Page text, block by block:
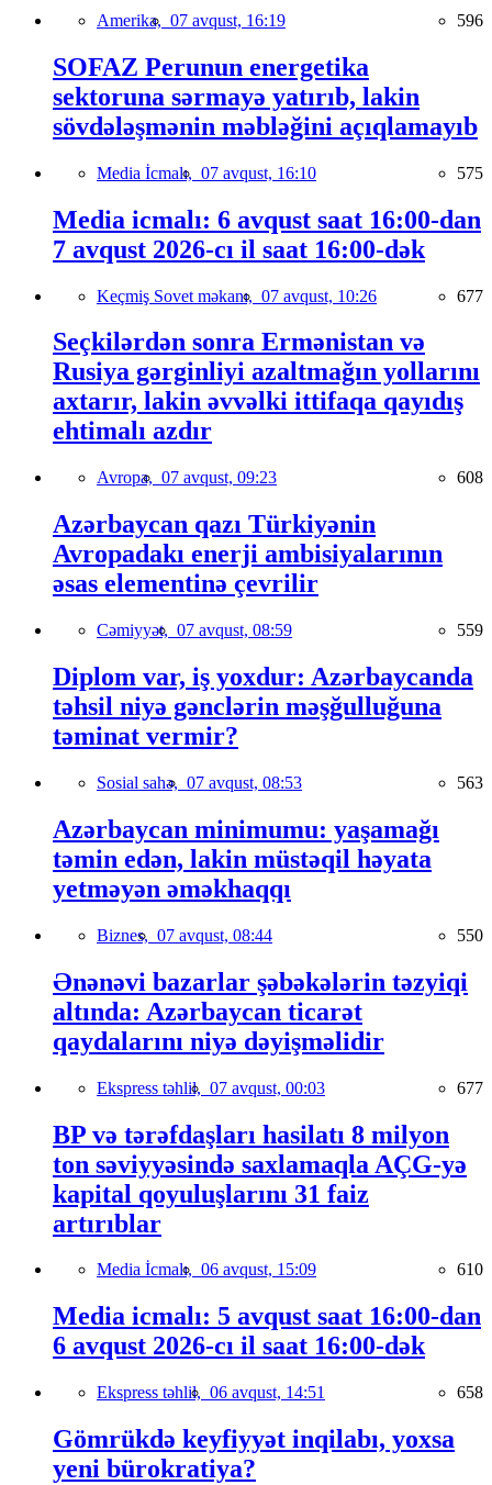
Amerika, 07 avqust, 16:19 596
SOFAZ Perunun energetika
sektoruna sərmayə yatırıb, lakin
sövdələşmənin məbləğini açıqlamayıb
Media İcmalı, 07 avqust, 16:10 575
Media icmalı: 6 avqust saat 16:00-dan
7 avqust 2026-cı il saat 16:00-dək
Keçmiş Sovet məkanı, 07 avqust, 10:26 677
Seçkilərdən sonra Ermənistan və
Rusiya gərginliyi azaltmağın yollarını
axtarır, lakin əvvəlki ittifaqa qayıdış
ehtimalı azdır
Avropa, 07 avqust, 09:23 608
Azərbaycan qazı Türkiyənin
Avropadakı enerji ambisiyalarının
əsas elementinə çevrilir
Cəmiyyət, 07 avqust, 08:59 559
Diplom var, iş yoxdur: Azərbaycanda
təhsil niyə gənclərin məşğulluğuna
təminat vermir?
Sosial sahə, 07 avqust, 08:53 563
Azərbaycan minimumu: yaşamağı
təmin edən, lakin müstəqil həyata
yetməyən əməkhaqqı
Biznes, 07 avqust, 08:44 550
Ənənəvi bazarlar şəbəkələrin təzyiqi
altında: Azərbaycan ticarət
qaydalarını niyə dəyişməlidir
Ekspress təhlil, 07 avqust, 00:03 677
BP və tərəfdaşları hasilatı 8 milyon
ton səviyyəsində saxlamaqla AÇG-yə
kapital qoyuluşlarını 31 faiz
artırıblar
Media İcmalı, 06 avqust, 15:09 610
Media icmalı: 5 avqust saat 16:00-dan
6 avqust 2026-cı il saat 16:00-dək
Ekspress təhlil, 06 avqust, 14:51 658
Gömrükdə keyfiyyət inqilabı, yoxsa
yeni bürokratiya?